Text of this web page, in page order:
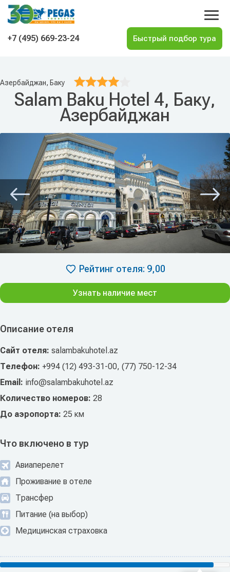
На главную
+7 (495) 669-23-24
Азербайджан, Баку
Salam Baku Hotel 4, Баку,
Азербайджан
Описание отеля
Сайт отеля: salambakuhotel.az
Телефон: +994 (12) 493-31-00, (77) 750-12-34
Email: info@salambakuhotel.az
Количество номеров: 28
До аэропорта: 25 км
Что включено в тур
Авиаперелет
Проживание в отеле
Трансфер
Питание (на выбор)
Медицинская страховка
Рейтинг отеля: 9,00
Узнать наличие мест